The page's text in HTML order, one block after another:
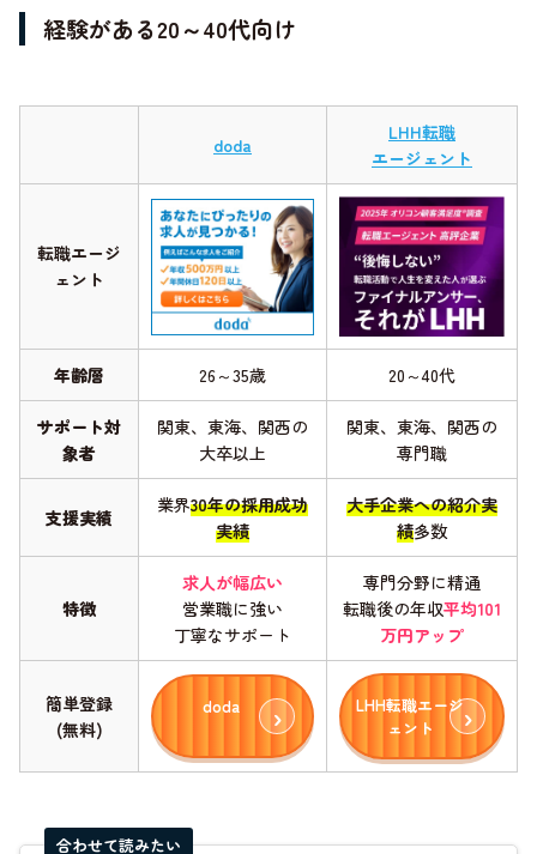
経験がある20～40代向け
doda
LHH転職
エージェント
転職エージ
ェント
年齢層 26～35歳 20～40代
サポート対
象者
関東、東海、関西の
大卒以上
関東、東海、関西の
専門職
支援実績
業界30年の採用成功
実績
大手企業への紹介実
績多数
特徴
求人が幅広い
営業職に強い
丁寧なサポート
専門分野に精通
転職後の年収平均101
万円アップ
簡単登録
(無料)
doda
LHH転職エージ
ェント
合わせて読みたい